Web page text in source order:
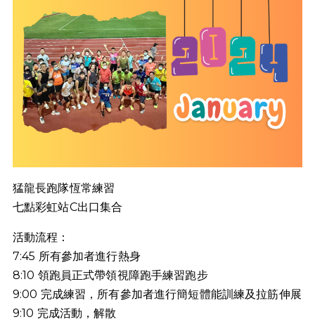
猛龍長跑隊恆常練習
七點彩虹站C出口集合
活動流程：
7:45 所有參加者進行熱身
8:10 領跑員正式帶領視障跑手練習跑步
9:00 完成練習，所有參加者進行簡短體能訓練及拉筋伸展
9:10 完成活動，解散